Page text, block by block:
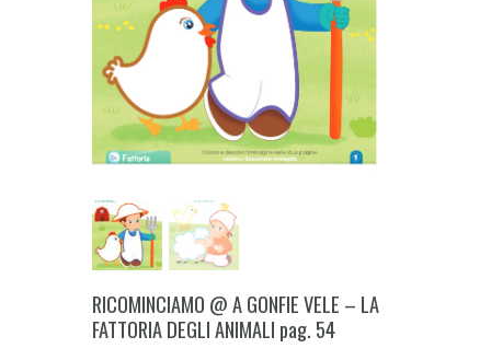
RICOMINCIAMO @ A GONFIE VELE – LA
FATTORIA DEGLI ANIMALI pag. 54